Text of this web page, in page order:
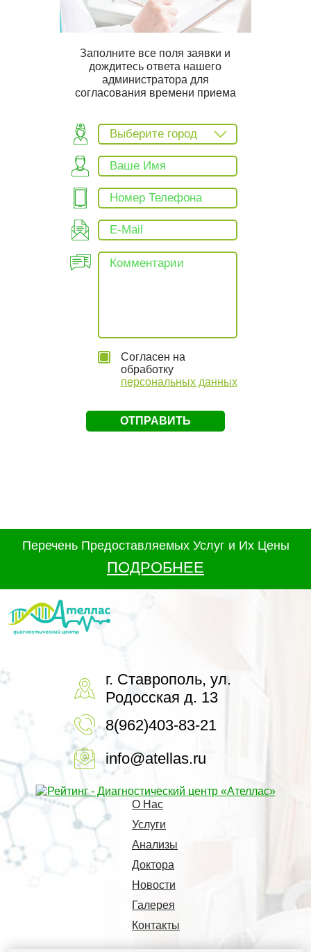
Заполните все поля заявки и
дождитесь ответа нашего
администратора для
согласования времени приема
Выберите город
Согласен на
обработку
персональных данных
Перечень Предоставляемых Услуг и Их Цены
ПОДРОБНЕЕ
г. Ставрополь, ул.
Родосская д. 13
8(962)403-83-21
info@atellas.ru
О Нас
Услуги
Анализы
Доктора
Новости
Галерея
Контакты